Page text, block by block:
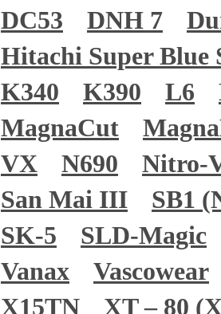
DC53
DNH 7
Hitachi Super Blue
K340
K390 L6
MagnaCut
VX
N690
Nitro-
San Mai III
SB1
SK-5
SLD-Magic
Vanax
Vascowear
X15TN
XT – 80